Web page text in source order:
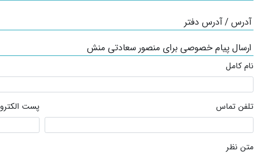
آدرس / آدرس دفتر
ارسال پیام خصوصی برای منصور سعادتی منش
نام کامل
تلفن تماس پست
متن نظر